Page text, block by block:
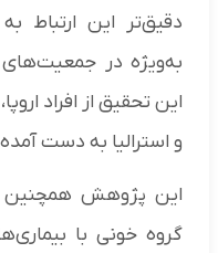
دقیق‌تر این ارتباط
به‌ویژه در جمعیت‌های
این تحقیق از افراد
و استرالیا به دست
این پژوهش همچنین
گروه خونی با